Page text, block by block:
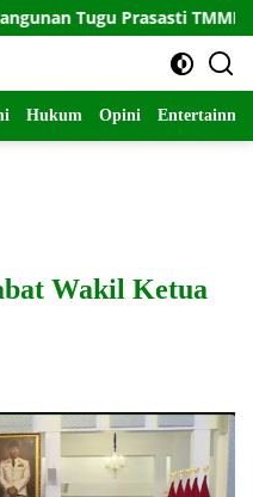
Prasasti TMMD ke-129
Hukum Opini
Wakil Ketua